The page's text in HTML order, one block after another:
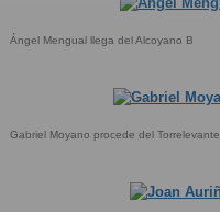
Ángel Mengual llega del Alcoyano B
Gabriel Moyano procede del Torrelevante